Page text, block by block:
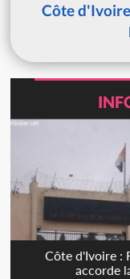
Côte
Côte d'Ivoire :
accorde